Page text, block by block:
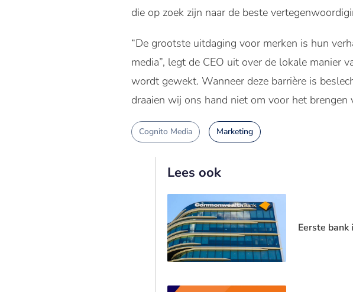
die op zoek zijn naar de beste
“De grootste uitdaging voor merken is hun
media”, legt de CEO uit over de lokale manier
wordt gewekt. Wanneer deze barrière is
draaien wij ons hand niet om voor het brengen
Cognito Media Marketing
Lees ook
Eerste bank